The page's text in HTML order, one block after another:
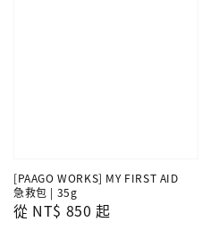
[PAAGO WORKS] MY FIRST AID
急救包 | 35g
Regular
從 NT$ 850 起